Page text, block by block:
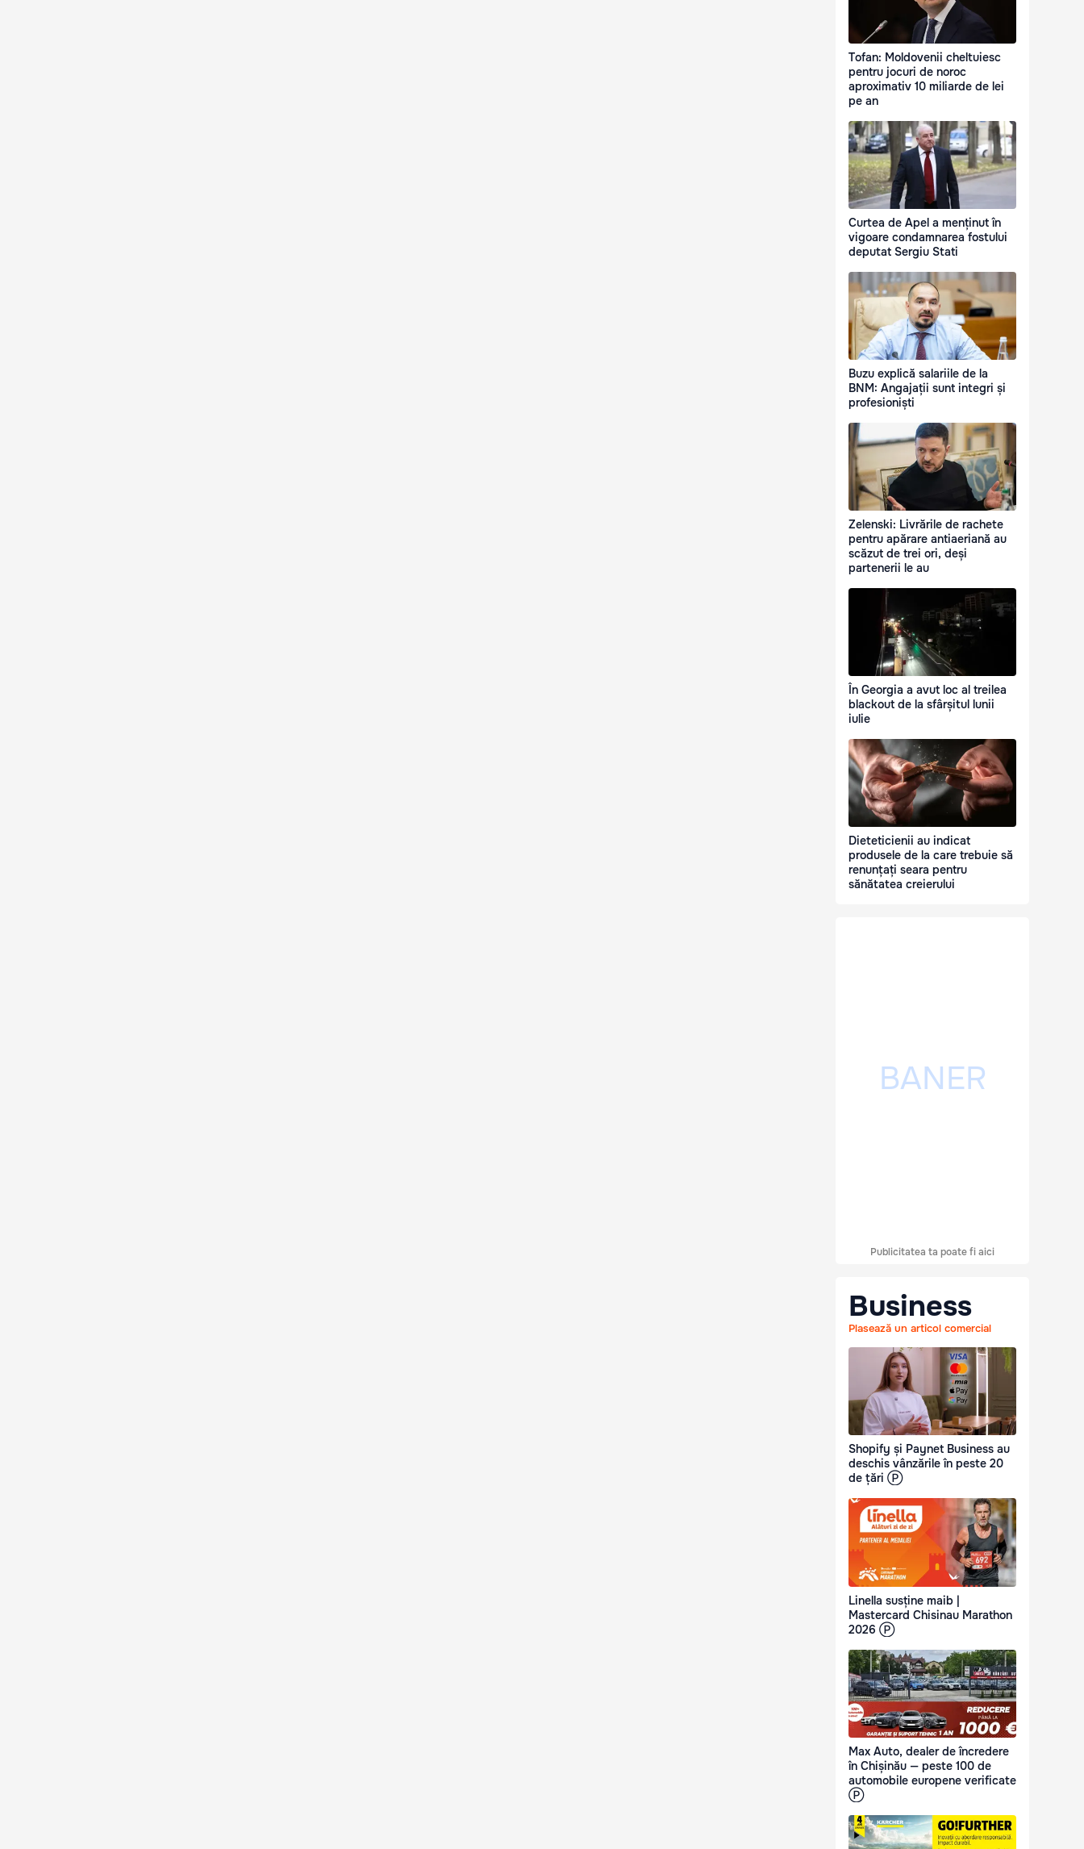
Tofan: Moldovenii cheltuiesc
pentru jocuri de noroc
aproximativ 10 miliarde de lei
pe an
Curtea de Apel a menținut în
vigoare condamnarea fostului
deputat Sergiu Stati
Buzu explică salariile de la
BNM: Angajații sunt integri și
profesioniști
Zelenski: Livrările de rachete
pentru apărare antiaeriană au
scăzut de trei ori, deși
partenerii le au
În Georgia a avut loc al treilea
blackout de la sfârșitul lunii
iulie
Dieteticienii au indicat
produsele de la care trebuie să
renunțați seara pentru
sănătatea creierului
Publicitatea ta poate fi aici
Business
Plasează un articol comercial
Shopify și Paynet Business au
deschis vânzările în peste 20
de țări Ⓟ
Linella susține maib |
Mastercard Chisinau Marathon
2026 Ⓟ
Max Auto, dealer de încredere
în Chișinău — peste 100 de
automobile europene verificate
Ⓟ